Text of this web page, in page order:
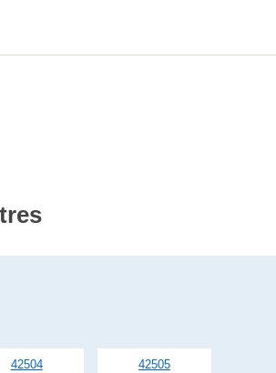
42504 42505